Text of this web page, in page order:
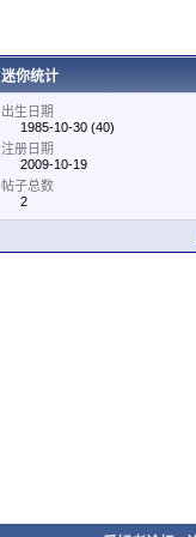
迷你统计
出生日期
1985-10-30 (40)
注册日期
2009-10-19
帖子总数
2